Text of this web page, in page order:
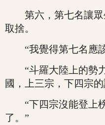
第六，第七名讓眾
取捨。
“我覺得第七名應該
“斗羅大陸上的勢力
國，上三宗，下四宗
“下四宗沒能登上榜
了。”